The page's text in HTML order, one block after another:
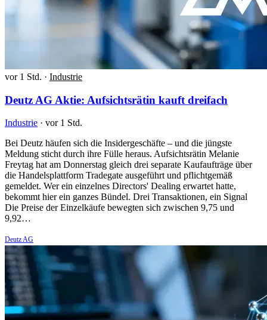
vor 1 Std. · Industrie
Deutz AG Aktie: Aufsichtsrätin kauft dreifach
Industrie · vor 1 Std.
Bei Deutz häufen sich die Insidergeschäfte – und die jüngste
Meldung sticht durch ihre Fülle heraus. Aufsichtsrätin Melanie
Freytag hat am Donnerstag gleich drei separate Kaufaufträge über
die Handelsplattform Tradegate ausgeführt und pflichtgemäß
gemeldet. Wer ein einzelnes Directors' Dealing erwartet hatte,
bekommt hier ein ganzes Bündel. Drei Transaktionen, ein Signal
Die Preise der Einzelkäufe bewegten sich zwischen 9,75 und
9,92…
Deutz AG